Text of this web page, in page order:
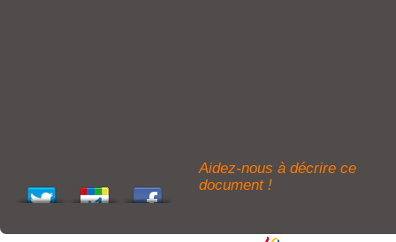
Aidez-nous à décrire ce
document !